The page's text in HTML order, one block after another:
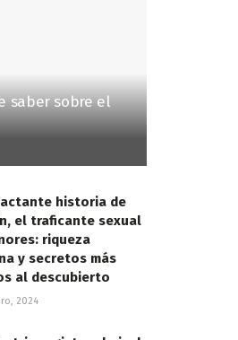
saber sobre el
historia de
el traficante sexual
riqueza
y secretos más
al descubierto
2024